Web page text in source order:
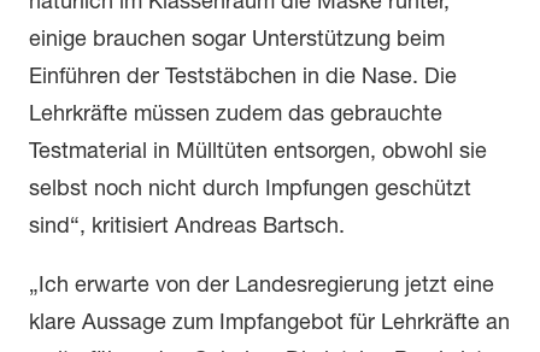
einige brauchen sogar Unterstützung beim
Einführen der Teststäbchen in die Nase. Die
Lehrkräfte müssen zudem das gebrauchte
Testmaterial in Mülltüten entsorgen, obwohl sie
selbst noch nicht durch Impfungen geschützt
sind“, kritisiert Andreas Bartsch.
„Ich erwarte von der Landesregierung jetzt eine
klare Aussage zum Impfangebot für Lehrkräfte an